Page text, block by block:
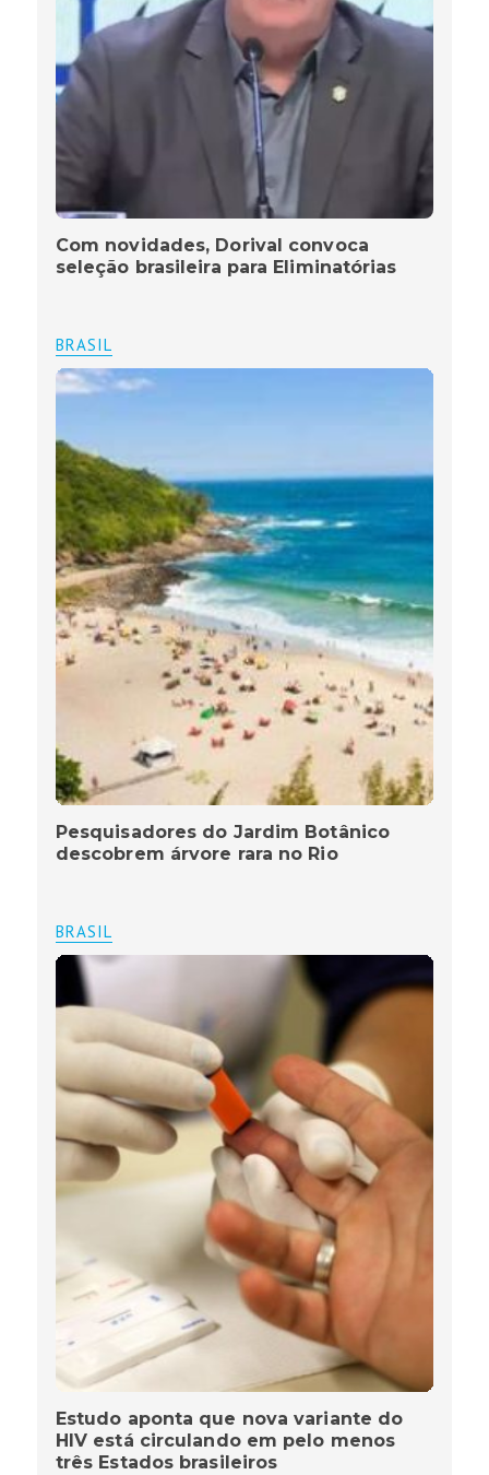
Com novidades, Dorival convoca
seleção brasileira para Eliminatórias
BRASIL
Pesquisadores do Jardim Botânico
descobrem árvore rara no Rio
BRASIL
Estudo aponta que nova variante do
HIV está circulando em pelo menos
três Estados brasileiros